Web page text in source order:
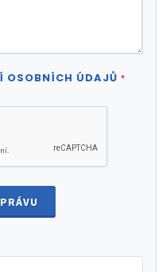
OSOBNÍCH ÚDAJŮ *